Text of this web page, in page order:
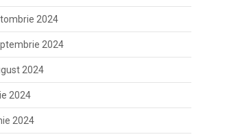
2024
2024
2024
2024
2024